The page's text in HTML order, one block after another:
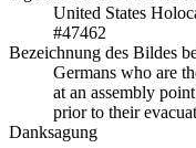
United States
#47462
Bezeichnung des Bildes
Germans who are
at an assembly
prior to their
Danksagung